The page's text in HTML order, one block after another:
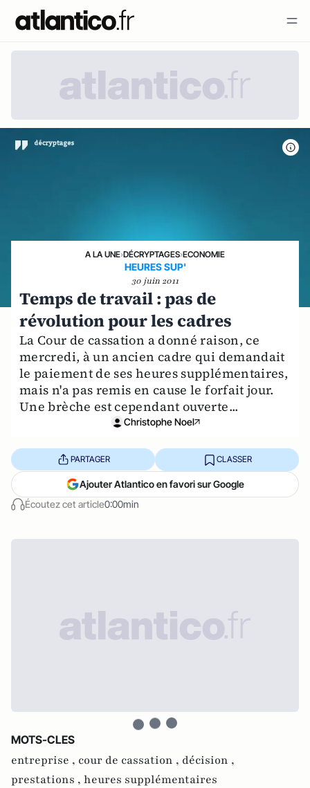
A LA UNE›DÉCRYPTAGES›ECONOMIE
HEURES SUP'
30 juin 2011
Temps de travail : pas de
révolution pour les cadres
La Cour de cassation a donné raison, ce
mercredi, à un ancien cadre qui demandait
le paiement de ses heures supplémentaires,
mais n'a pas remis en cause le forfait jour.
Une brèche est cependant ouverte...
Christophe Noel
Écoutez cet article0:00min
PARTAGER CLASSER
Ajouter Atlantico en favori sur Google
MOTS-CLES
entreprise , cour de cassation , décision ,
prestations , heures supplémentaires